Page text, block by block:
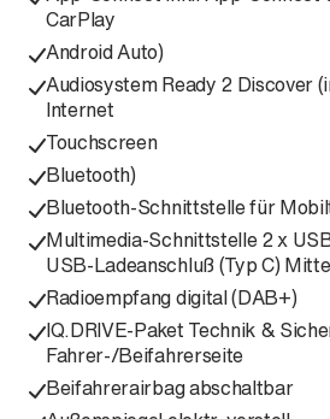
CarPlay
Android Auto)
Audiosystem Ready 2 Discover
Internet
Touchscreen
Bluetooth)
Bluetooth-Schnittstelle für
Multimedia-Schnittstelle 2 x
USB-Ladeanschluß (Typ C)
Radioempfang digital (DAB+)
IQ.DRIVE-Paket Technik &
Fahrer-/Beifahrerseite
Beifahrerairbag abschaltbar